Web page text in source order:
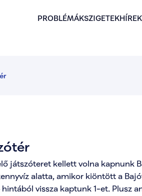
PROBLÉMÁKSZIGETEKHÍREK
játszóteret kellett volna kapnunk
alatta, amikor kiöntött a
vissza kaptunk 1-et. Plusz